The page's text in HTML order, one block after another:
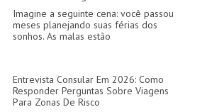
Imagine a seguinte cena: você passou
meses planejando suas férias dos
sonhos. As malas estão
Entrevista Consular Em 2026: Como
Responder Perguntas Sobre Viagens
Para Zonas De Risco